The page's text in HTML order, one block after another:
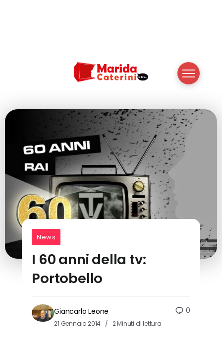
News
I 60 anni della tv:
Portobello
Giancarlo Leone
21 Gennaio 2014 2 Minuti di lettura
0